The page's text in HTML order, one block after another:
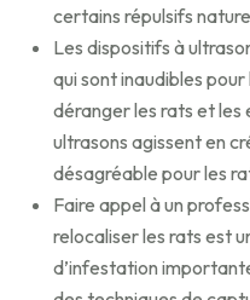
certains répulsifs
Les dispositifs à
qui sont inaudibles
déranger les rats et les
ultrasons agissent en
désagréable pour les
Faire appel à un
relocaliser les rats est
d’infestation